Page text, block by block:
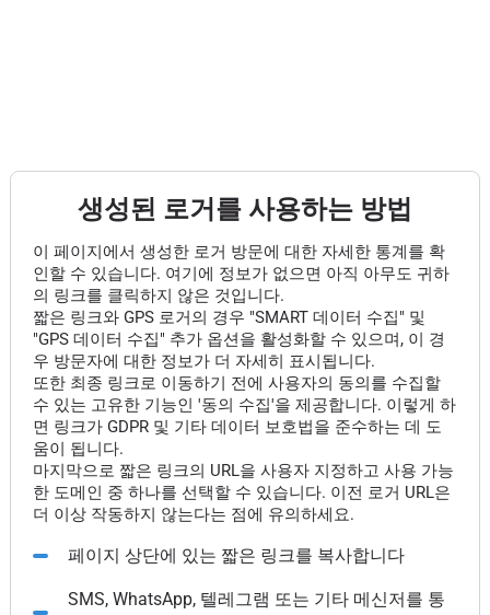
생성된 로거를 사용하는 방법
이 페이지에서 생성한 로거 방문에 대한 자세한 통계를 확
인할 수 있습니다. 여기에 정보가 없으면 아직 아무도 귀하
의 링크를 클릭하지 않은 것입니다.
짧은 링크와 GPS 로거의 경우 "SMART 데이터 수집" 및
"GPS 데이터 수집" 추가 옵션을 활성화할 수 있으며, 이 경
우 방문자에 대한 정보가 더 자세히 표시됩니다.
또한 최종 링크로 이동하기 전에 사용자의 동의를 수집할
수 있는 고유한 기능인 '동의 수집'을 제공합니다. 이렇게 하
면 링크가 GDPR 및 기타 데이터 보호법을 준수하는 데 도
움이 됩니다.
마지막으로 짧은 링크의 URL을 사용자 지정하고 사용 가능
한 도메인 중 하나를 선택할 수 있습니다. 이전 로거 URL은
더 이상 작동하지 않는다는 점에 유의하세요.
페이지 상단에 있는 짧은 링크를 복사합니다
SMS, WhatsApp, 텔레그램 또는 기타 메신저를 통